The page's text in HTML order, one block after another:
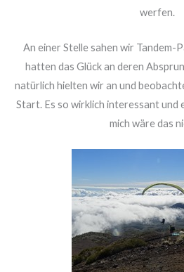
werfen.
An einer Stelle sahen wir Tandem-
hatten das Glück an deren
natürlich hielten wir an und
Start. Es so wirklich interessant und
mich wäre das